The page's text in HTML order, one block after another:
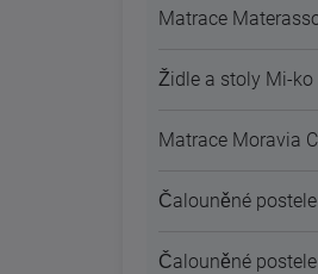
Matrace
Židle a stoly Mi-ko
Matrace Moravia
Čalouněné
Čalouněné